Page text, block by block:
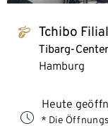
tchibo_logo Tchibo
Tibarg-
Hamburg
Heute
* Die